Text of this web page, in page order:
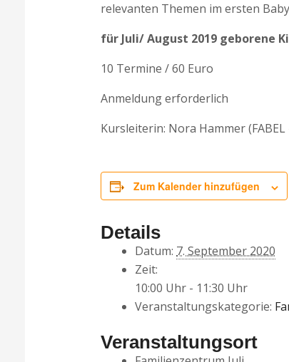
relevanten Themen im ersten
für Juli/ August 2019 geborene
10 Termine / 60 Euro
Anmeldung erforderlich
Kursleiterin: Nora Hammer
Zum Kalender hinzufügen
Details
Datum: 7. September 2020
Zeit:
10:00 Uhr - 11:30 Uhr
Veranstaltungskategorie:
Veranstaltungsort